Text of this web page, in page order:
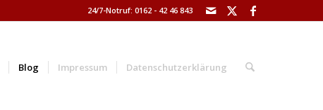
24/7-Notruf: 0162 - 42 46 843
Blog Impressum Datenschutzerklärung